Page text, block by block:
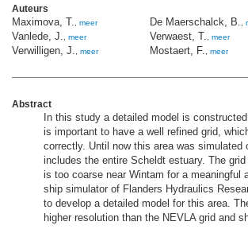
Auteurs
Maximova, T. meer
Vanlede, J. meer
Verwilligen, J. meer
De Maerschalck, B.
Verwaest, T. meer
Mostaert, F. meer
Abstract
In this study a detailed model is
is important to have a well refined grid,
correctly. Until now this area was simulated
includes the entire Scheldt estuary. The
is too coarse near Wintam for a meaningful
ship simulator of Flanders Hydraulics
to develop a detailed model for this area.
higher resolution than the NEVLA grid and